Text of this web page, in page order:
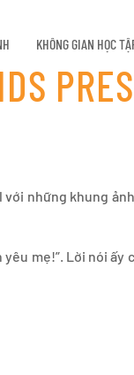
KHÔNG GIAN HỌC
những khung
mẹ!”. Lời nói